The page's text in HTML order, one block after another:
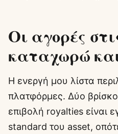
Οι αγορές
καταχωρώ
Η ενεργή μου λίστα
πλατφόρμες. Δύο
επιβολή royalties είναι
standard του asset,